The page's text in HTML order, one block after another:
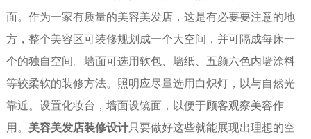
面。作为一家有质量的美容美发店，这是有必要要注意的地
方，整个美容区可装修规划成一个大空间，并可隔成每床一
个的独自空间。墙面可选用软包、墙纸、五颜六色内墙涂料
等较柔软的装修方法。照明应尽量选用白炽灯，以与自然光
靠近。设置化妆台，墙面设镜面，以便于顾客观察美容作
用。 美容美发店装修设计只要做好这些就能展现出理想的空